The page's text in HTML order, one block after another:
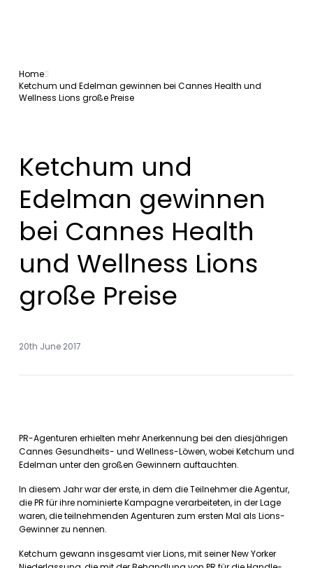
Home
Ketchum und Edelman gewinnen bei Cannes Health und
Wellness Lions große Preise
Ketchum und
Edelman gewinnen
bei Cannes Health
und Wellness Lions
große Preise
20th June 2017
PR-Agenturen erhielten mehr Anerkennung bei den diesjährigen
Cannes Gesundheits- und Wellness-Löwen, wobei Ketchum und
Edelman unter den großen Gewinnern auftauchten.
In diesem Jahr war der erste, in dem die Teilnehmer die Agentur,
die PR für ihre nominierte Kampagne verarbeiteten, in der Lage
waren, die teilnehmenden Agenturen zum ersten Mal als Lions-
Gewinner zu nennen.
Ketchum gewann insgesamt vier Lions, mit seiner New Yorker